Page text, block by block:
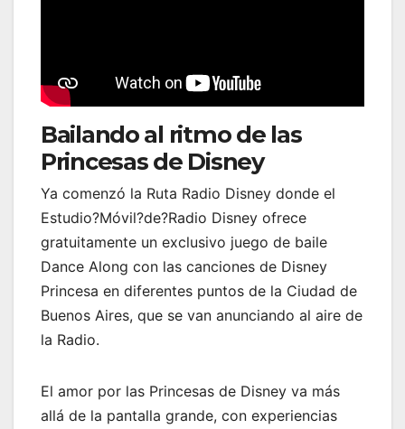
Bailando al ritmo de las
Princesas de Disney
Ya comenzó la Ruta Radio Disney donde el
Estudio?Móvil?de?Radio Disney ofrece
gratuitamente un exclusivo juego de baile
Dance Along con las canciones de Disney
Princesa en diferentes puntos de la Ciudad de
Buenos Aires, que se van anunciando al aire de
la Radio.
El amor por las Princesas de Disney va más
allá de la pantalla grande, con experiencias